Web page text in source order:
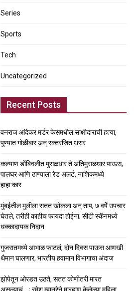
Series
Sports
Tech
Uncategorized
Recent Posts
वनराज आंदेकर मर्डर केसमधील साक्षीदाराची हत्या,
पुण्यात गोळीबार अन् रक्तरंजित थरार
कल्याण डोंबिवलीत मुसळधार ते अतिमुसळधार पाऊस,
पालघर आणि ठाण्याला रेड अलर्ट, नाशिकमध्ये
हाहा:कार
मुंबईतील मुलीला सतत खोकला अन् ताप, ७ वर्षे उपचार
घेतले, तरीही काहीच फायदा होईना; सीटी स्कॅनमध्ये
धक्कादायक निदान
गुजरातमध्ये आभाळ फाटलं, दोन दिवस पाऊस आणखी
थैमान घालणार, भारतीय हवामान विभागाचा अंदाज
झोपेतून ओरडत उठते, सतत कोणीतरी मारत